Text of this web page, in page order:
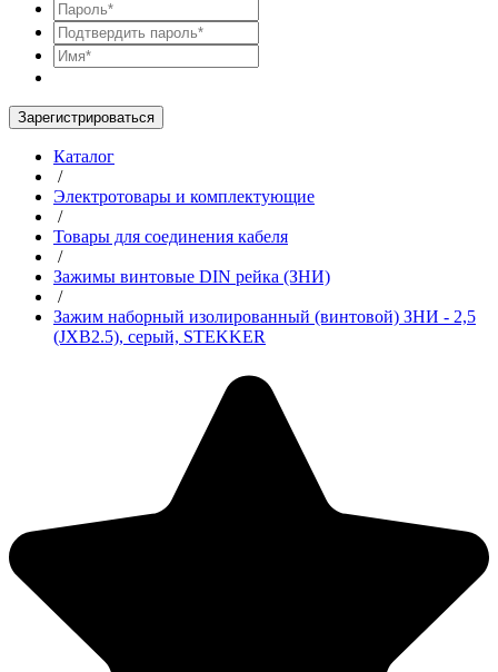
Зарегистрироваться
Каталог
/
Электротовары и комплектующие
/
Товары для соединения кабеля
/
Зажимы винтовые DIN рейка (ЗНИ)
/
Зажим наборный изолированный (винтовой) ЗНИ - 2,5
(JXB2.5), серый, STEKKER